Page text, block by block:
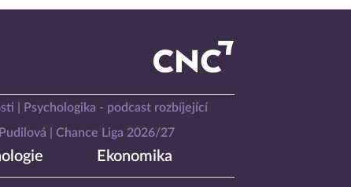
Psychologika - podcast rozbíjející
Chance Liga 2026/27
Ekonomika